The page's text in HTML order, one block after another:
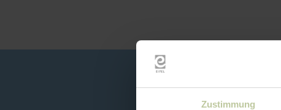
Zustimmung